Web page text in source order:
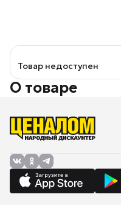
Товар недоступен
О товаре